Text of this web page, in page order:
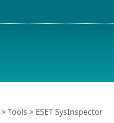
>Tools > ESET SysInspector